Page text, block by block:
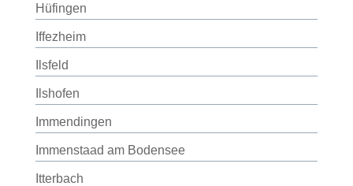
Hüfingen
Iffezheim
Ilsfeld
Ilshofen
Immendingen
Immenstaad am Bodensee
Itterbach